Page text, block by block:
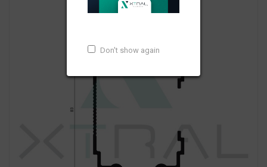
Don't show again